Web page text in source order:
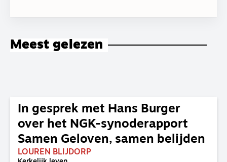
Meest gelezen
In gesprek met Hans Burger
over het NGK-synoderapport
Samen Geloven, samen belijden
LOUREN BLIJDORP